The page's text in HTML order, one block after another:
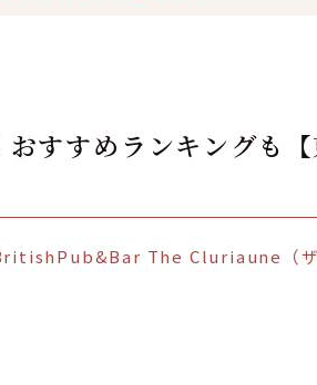
すすめランキングも
The Cluriaune（ザ